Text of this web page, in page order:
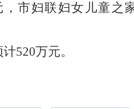
，市妇联妇女儿童之
520万元。